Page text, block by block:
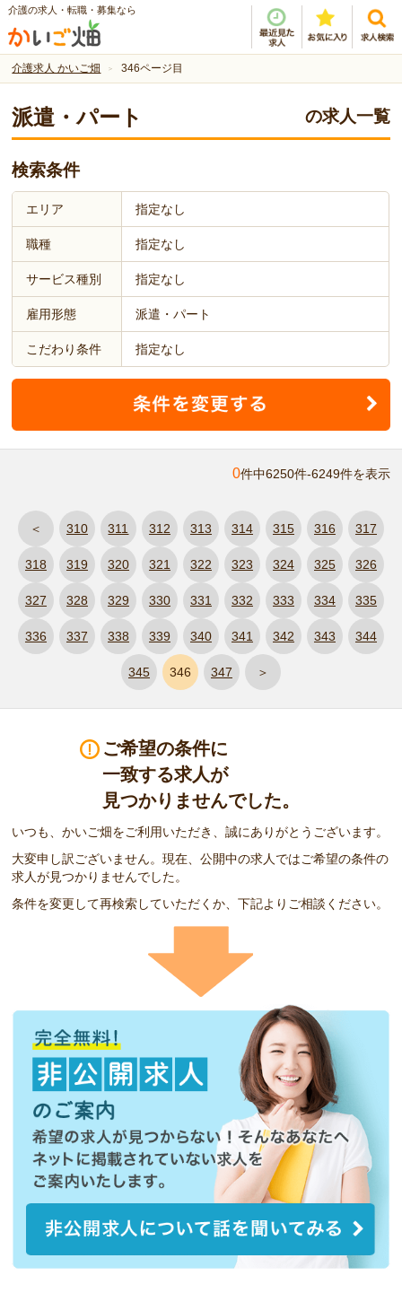
介護の求人・転職・募集なら
介護求人 かいご畑 346ページ目
派遣・パート の求人一覧
検索条件
エリア 指定なし
職種 指定なし
サービス種別 指定なし
雇用形態 派遣・パート
こだわり条件 指定なし
0件中6250件-6249件を表示
＜ 310 311 312 313 314 315 316 317
318 319 320 321 322 323 324 325 326
327 328 329 330 331 332 333 334 335
336 337 338 339 340 341 342 343 344
345 346 347 ＞
ご希望の条件に
一致する求人が
見つかりませんでした。
いつも、かいご畑をご利用いただき、誠にありがとうございます。
大変申し訳ございません。現在、公開中の求人ではご希望の条件の
求人が見つかりませんでした。
条件を変更して再検索していただくか、下記よりご相談ください。